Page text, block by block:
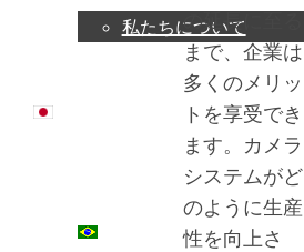
私たちについて
日本語
PT
の延長に至る
まで、企業は
多くのメリッ
トを享受でき
ます。カメラ
システムがど
のように生産
性を向上さ